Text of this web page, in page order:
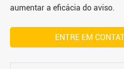
aumentar a eficácia do aviso.
ENTRE EM